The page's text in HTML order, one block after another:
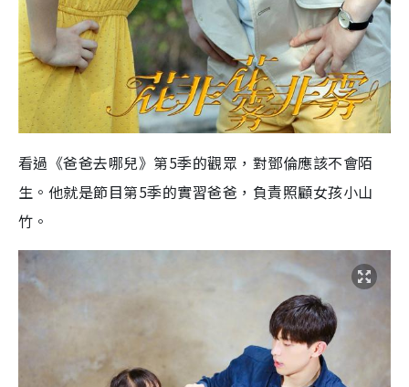
看過《爸爸去哪兒》第5季的觀眾，對鄧倫應該不會陌
生。他就是節目第5季的實習爸爸，負責照顧女孩小山
竹。